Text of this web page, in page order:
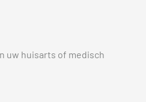
uw huisarts of medisch